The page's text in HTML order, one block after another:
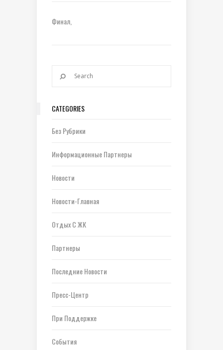
Финал
CATEGORIES
Без Рубрики
Информационные Партнеры
Новости
Новости-Главная
Отдых С ЖК
Партнеры
Последние Новости
Пресс-Центр
При Поддержке
События